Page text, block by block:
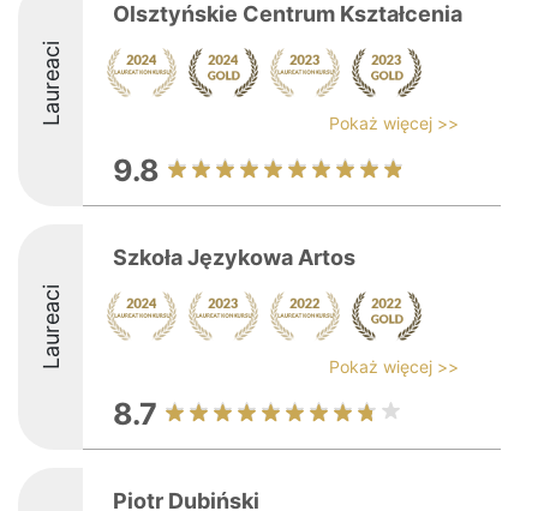
Laureaci
Olsztyńskie Centrum Kształcenia
Pokaż więcej >>
9.8
Laureaci
Szkoła Językowa Artos
Pokaż więcej >>
8.7
Piotr Dubiński